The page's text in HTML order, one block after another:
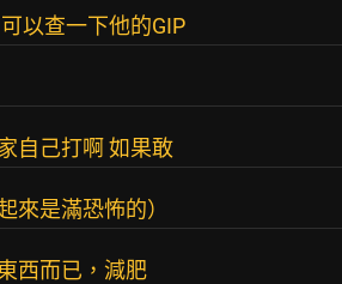
以查一下他的GIP
自己打啊 如果敢
來是滿恐怖的）
西而已，減肥